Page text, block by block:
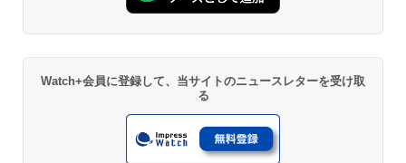
Watch+会員に登録して、当サイトのニュースレターを受け取
る